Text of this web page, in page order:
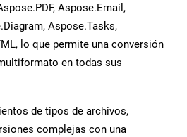
Aspose.Email,
Aspose.Tasks,
lo que permite una conversión
en todas sus
de tipos de archivos,
complejas con una